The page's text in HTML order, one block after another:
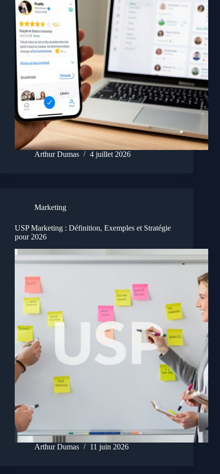
Arthur Dumas 4 juillet 2026
Marketing
USP Marketing : Définition, Exemples et Stratégie
pour 2026
Arthur Dumas 11 juin 2026